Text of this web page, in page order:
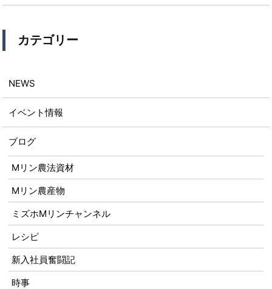
カテゴリー
NEWS
イベント情報
ブログ
Mリン農法資材
Mリン農産物
ミズホMリンチャンネル
レシピ
新入社員奮闘記
時事